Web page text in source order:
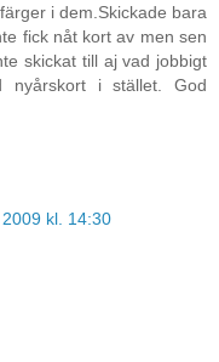
i dem.Skickade bara
fick nåt kort av men sen
skickat till aj vad jobbigt
nyårskort i stället. God
kl. 14:30